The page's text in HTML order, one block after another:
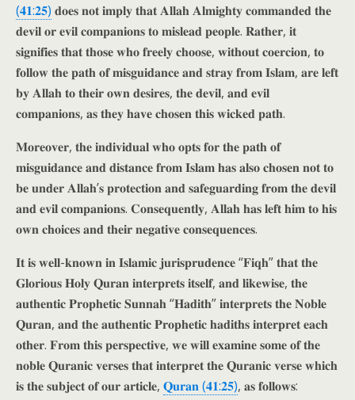
(𝟒𝟏:𝟐𝟓) 𝐝𝐨𝐞𝐬 𝐧𝐨𝐭 𝐢𝐦𝐩𝐥𝐲 𝐭𝐡𝐚𝐭 𝐀𝐥𝐥𝐚𝐡 𝐀𝐥𝐦𝐢𝐠𝐡𝐭𝐲 𝐜𝐨𝐦𝐦𝐚𝐧𝐝𝐞𝐝 𝐭𝐡𝐞
𝐝𝐞𝐯𝐢𝐥 𝐨𝐫 𝐞𝐯𝐢𝐥 𝐜𝐨𝐦𝐩𝐚𝐧𝐢𝐨𝐧𝐬 𝐭𝐨 𝐦𝐢𝐬𝐥𝐞𝐚𝐝 𝐩𝐞𝐨𝐩𝐥𝐞. 𝐑𝐚𝐭𝐡𝐞𝐫, 𝐢𝐭
𝐬𝐢𝐠𝐧𝐢𝐟𝐢𝐞𝐬 𝐭𝐡𝐚𝐭 𝐭𝐡𝐨𝐬𝐞 𝐰𝐡𝐨 𝐟𝐫𝐞𝐞𝐥𝐲 𝐜𝐡𝐨𝐨𝐬𝐞, 𝐰𝐢𝐭𝐡𝐨𝐮𝐭 𝐜𝐨𝐞𝐫𝐜𝐢𝐨𝐧, 𝐭𝐨
𝐟𝐨𝐥𝐥𝐨𝐰 𝐭𝐡𝐞 𝐩𝐚𝐭𝐡 𝐨𝐟 𝐦𝐢𝐬𝐠𝐮𝐢𝐝𝐚𝐧𝐜𝐞 𝐚𝐧𝐝 𝐬𝐭𝐫𝐚𝐲 𝐟𝐫𝐨𝐦 𝐈𝐬𝐥𝐚𝐦, 𝐚𝐫𝐞 𝐥𝐞𝐟𝐭
𝐛𝐲 𝐀𝐥𝐥𝐚𝐡 𝐭𝐨 𝐭𝐡𝐞𝐢𝐫 𝐨𝐰𝐧 𝐝𝐞𝐬𝐢𝐫𝐞𝐬, 𝐭𝐡𝐞 𝐝𝐞𝐯𝐢𝐥, 𝐚𝐧𝐝 𝐞𝐯𝐢𝐥
𝐜𝐨𝐦𝐩𝐚𝐧𝐢𝐨𝐧𝐬, 𝐚𝐬 𝐭𝐡𝐞𝐲 𝐡𝐚𝐯𝐞 𝐜𝐡𝐨𝐬𝐞𝐧 𝐭𝐡𝐢𝐬 𝐰𝐢𝐜𝐤𝐞𝐝 𝐩𝐚𝐭𝐡.
𝐌𝐨𝐫𝐞𝐨𝐯𝐞𝐫, 𝐭𝐡𝐞 𝐢𝐧𝐝𝐢𝐯𝐢𝐝𝐮𝐚𝐥 𝐰𝐡𝐨 𝐨𝐩𝐭𝐬 𝐟𝐨𝐫 𝐭𝐡𝐞 𝐩𝐚𝐭𝐡 𝐨𝐟
𝐦𝐢𝐬𝐠𝐮𝐢𝐝𝐚𝐧𝐜𝐞 𝐚𝐧𝐝 𝐝𝐢𝐬𝐭𝐚𝐧𝐜𝐞 𝐟𝐫𝐨𝐦 𝐈𝐬𝐥𝐚𝐦 𝐡𝐚𝐬 𝐚𝐥𝐬𝐨 𝐜𝐡𝐨𝐬𝐞𝐧 𝐧𝐨𝐭 𝐭𝐨
𝐛𝐞 𝐮𝐧𝐝𝐞𝐫 𝐀𝐥𝐥𝐚𝐡’𝐬 𝐩𝐫𝐨𝐭𝐞𝐜𝐭𝐢𝐨𝐧 𝐚𝐧𝐝 𝐬𝐚𝐟𝐞𝐠𝐮𝐚𝐫𝐝𝐢𝐧𝐠 𝐟𝐫𝐨𝐦 𝐭𝐡𝐞 𝐝𝐞𝐯𝐢𝐥
𝐚𝐧𝐝 𝐞𝐯𝐢𝐥 𝐜𝐨𝐦𝐩𝐚𝐧𝐢𝐨𝐧𝐬. 𝐂𝐨𝐧𝐬𝐞𝐪𝐮𝐞𝐧𝐭𝐥𝐲, 𝐀𝐥𝐥𝐚𝐡 𝐡𝐚𝐬 𝐥𝐞𝐟𝐭 𝐡𝐢𝐦 𝐭𝐨 𝐡𝐢𝐬
𝐨𝐰𝐧 𝐜𝐡𝐨𝐢𝐜𝐞𝐬 𝐚𝐧𝐝 𝐭𝐡𝐞𝐢𝐫 𝐧𝐞𝐠𝐚𝐭𝐢𝐯𝐞 𝐜𝐨𝐧𝐬𝐞𝐪𝐮𝐞𝐧𝐜𝐞𝐬.
𝐈𝐭 𝐢𝐬 𝐰𝐞𝐥𝐥-𝐤𝐧𝐨𝐰𝐧 𝐢𝐧 𝐈𝐬𝐥𝐚𝐦𝐢𝐜 𝐣𝐮𝐫𝐢𝐬𝐩𝐫𝐮𝐝𝐞𝐧𝐜𝐞 “𝐅𝐢𝐪𝐡” 𝐭𝐡𝐚𝐭 𝐭𝐡𝐞
𝐆𝐥𝐨𝐫𝐢𝐨𝐮𝐬 𝐇𝐨𝐥𝐲 𝐐𝐮𝐫𝐚𝐧 𝐢𝐧𝐭𝐞𝐫𝐩𝐫𝐞𝐭𝐬 𝐢𝐭𝐬𝐞𝐥𝐟, 𝐚𝐧𝐝 𝐥𝐢𝐤𝐞𝐰𝐢𝐬𝐞, 𝐭𝐡𝐞
𝐚𝐮𝐭𝐡𝐞𝐧𝐭𝐢𝐜 𝐏𝐫𝐨𝐩𝐡𝐞𝐭𝐢𝐜 𝐒𝐮𝐧𝐧𝐚𝐡 “𝐇𝐚𝐝𝐢𝐭𝐡” 𝐢𝐧𝐭𝐞𝐫𝐩𝐫𝐞𝐭𝐬 𝐭𝐡𝐞 𝐍𝐨𝐛𝐥𝐞
𝐐𝐮𝐫𝐚𝐧, 𝐚𝐧𝐝 𝐭𝐡𝐞 𝐚𝐮𝐭𝐡𝐞𝐧𝐭𝐢𝐜 𝐏𝐫𝐨𝐩𝐡𝐞𝐭𝐢𝐜 𝐡𝐚𝐝𝐢𝐭𝐡𝐬 𝐢𝐧𝐭𝐞𝐫𝐩𝐫𝐞𝐭 𝐞𝐚𝐜𝐡
𝐨𝐭𝐡𝐞𝐫. 𝐅𝐫𝐨𝐦 𝐭𝐡𝐢𝐬 𝐩𝐞𝐫𝐬𝐩𝐞𝐜𝐭𝐢𝐯𝐞, 𝐰𝐞 𝐰𝐢𝐥𝐥 𝐞𝐱𝐚𝐦𝐢𝐧𝐞 𝐬𝐨𝐦𝐞 𝐨𝐟 𝐭𝐡𝐞
𝐧𝐨𝐛𝐥𝐞 𝐐𝐮𝐫𝐚𝐧𝐢𝐜 𝐯𝐞𝐫𝐬𝐞𝐬 𝐭𝐡𝐚𝐭 𝐢𝐧𝐭𝐞𝐫𝐩𝐫𝐞𝐭 𝐭𝐡𝐞 𝐐𝐮𝐫𝐚𝐧𝐢𝐜 𝐯𝐞𝐫𝐬𝐞 𝐰𝐡𝐢𝐜𝐡
𝐢𝐬 𝐭𝐡𝐞 𝐬𝐮𝐛𝐣𝐞𝐜𝐭 𝐨𝐟 𝐨𝐮𝐫 𝐚𝐫𝐭𝐢𝐜𝐥𝐞, 𝐐𝐮𝐫𝐚𝐧 (𝟒𝟏:𝟐𝟓), 𝐚𝐬 𝐟𝐨𝐥𝐥𝐨𝐰𝐬: